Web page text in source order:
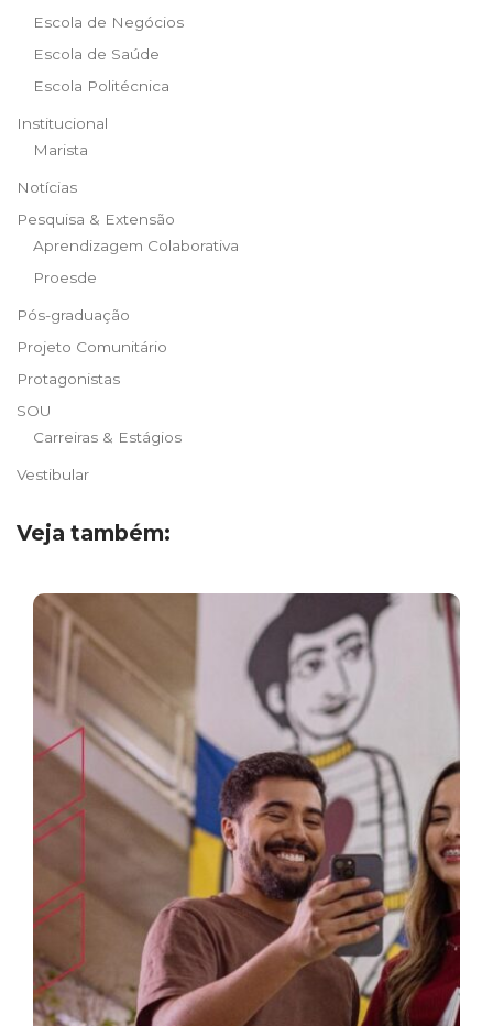
Escola de Negócios
Escola de Saúde
Escola Politécnica
Institucional
Marista
Notícias
Pesquisa & Extensão
Aprendizagem Colaborativa
Proesde
Pós-graduação
Projeto Comunitário
Protagonistas
SOU
Carreiras & Estágios
Vestibular
Veja também: